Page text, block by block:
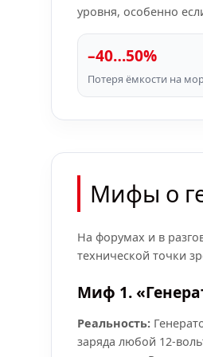
уровня, особенно
–40…50%
Потеря ёмкости на
Мифы о
На форумах и в
технической точки
Миф 1.
Реальность:
заряда любой 12-